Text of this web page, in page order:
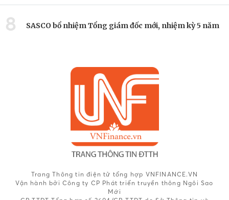
8 SASCO bổ nhiệm Tổng giám đốc mới, nhiệm kỳ 5 năm
Trang Thông tin điện tử tổng hợp VNFINANCE.VN
Vận hành bởi Công ty CP Phát triển truyền thông Ngôi Sao
Mới